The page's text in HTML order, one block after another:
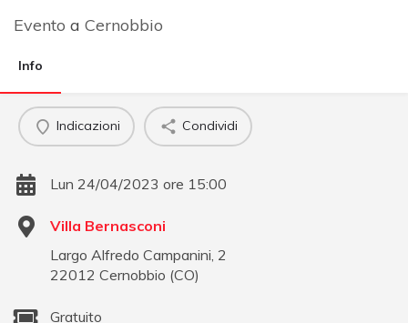
Evento a Cernobbio
Info
Indicazioni Condividi
Lun 24/04/2023 ore 15:00
Villa Bernasconi
Largo Alfredo Campanini, 2
22012 Cernobbio (CO)
Gratuito